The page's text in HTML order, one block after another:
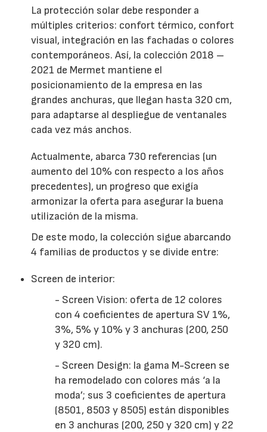
La protección solar debe responder a
múltiples criterios: confort térmico, confort
visual, integración en las fachadas o colores
contemporáneos. Así, la colección 2018 –
2021 de Mermet mantiene el
posicionamiento de la empresa en las
grandes anchuras, que llegan hasta 320 cm,
para adaptarse al despliegue de ventanales
cada vez más anchos.
Actualmente, abarca 730 referencias (un
aumento del 10% con respecto a los años
precedentes), un progreso que exigía
armonizar la oferta para asegurar la buena
utilización de la misma.
De este modo, la colección sigue abarcando
4 familias de productos y se divide entre:
Screen de interior:
- Screen Vision: oferta de 12 colores
con 4 coeficientes de apertura SV 1%,
3%, 5% y 10% y 3 anchuras (200, 250
y 320 cm).
- Screen Design: la gama M-Screen se
ha remodelado con colores más ‘a la
moda’; sus 3 coeficientes de apertura
(8501, 8503 y 8505) están disponibles
en 3 anchuras (200, 250 y 320 cm) y 22